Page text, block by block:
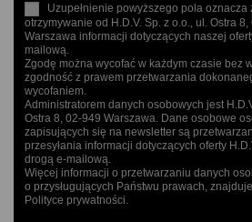
Uzupełnienie powyższego pola oznacza
otrzymywanie od H.D.V. Sp. z o.o., ul. Ostra 8,
Warszawa informacji dotyczących naszej
mailową.
Zgodę można wycofać w każdym czasie bez
zgodność z prawem przetwarzania
wycofaniem.
Administratorem danych osobowych jest
Ostra 8, 02-949 Warszawa. Dane osobowe
zapisujących się na newsletter są
przesyłania informacji dotyczących oferty
drogą e-mailową.
Więcej informacji o przetwarzaniu danych
o przysługujących Państwu prawach,
Polityce prywatności.